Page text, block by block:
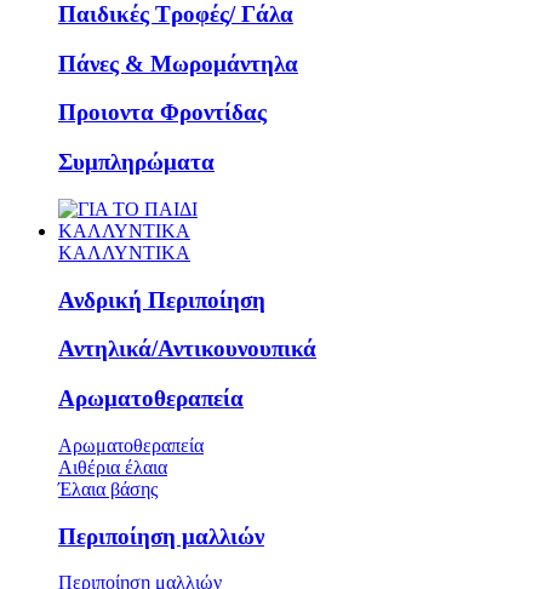
Παιδικές Τροφές/ Γάλα
Πάνες & Μωρομάντηλα
Προιοντα Φροντίδας
Συμπληρώματα
ΚΑΛΛΥΝΤΙΚΑ
ΚΑΛΛΥΝΤΙΚΑ
Ανδρική Περιποίηση
Αντηλικά/Αντικουνουπικά
Αρωματοθεραπεία
Αρωματοθεραπεία
Αιθέρια έλαια
Έλαια βάσης
Περιποίηση μαλλιών
Περιποίηση μαλλιών